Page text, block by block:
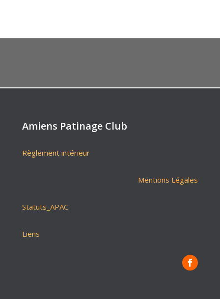
Amiens Patinage Club
Règlement intérieur
Mentions Légales
Statuts_APAC
Liens